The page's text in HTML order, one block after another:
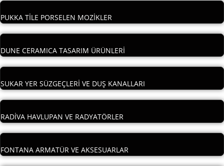
PUKKA TİLE PORSELEN MOZİKLER
DUNE CERAMICA TASARIM ÜRÜNLERİ
SUKAR YER SÜZGEÇLERİ VE DUŞ KANALLARI
RADİVA HAVLUPAN VE RADYATÖRLER
FONTANA ARMATÜR VE AKSESUARLAR